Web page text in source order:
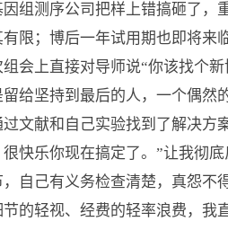
组测序公司把样上错搞砸了
限；博后一年试用期也即将
会上直接对导师说“你该找个新
坚持到最后的人，一个偶然
文献和自己实验找到了解决
快乐你现在搞定了。”让我彻
自己有义务检查清楚，真怨
的轻视、经费的轻率浪费，我